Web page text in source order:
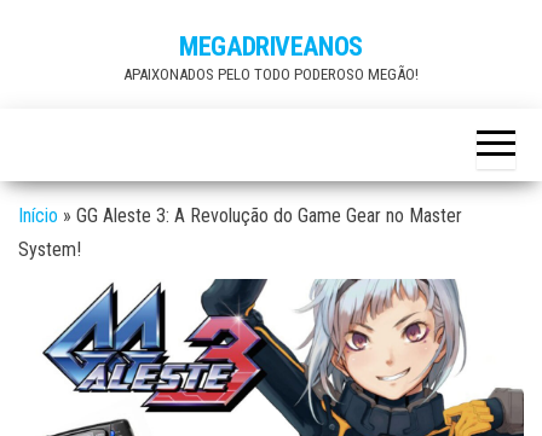
MEGADRIVEANOS
APAIXONADOS PELO TODO PODEROSO MEGÃO!
Início » GG Aleste 3: A Revolução do Game Gear no Master
System!